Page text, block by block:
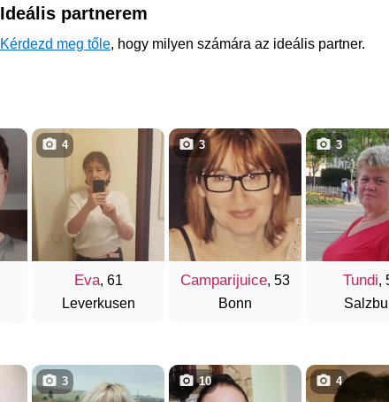
Ideális partnerem
Kérdezd meg tőle, hogy milyen számára az ideális partner.
Eva, 61
Leverkusen
4
Camparijuice, 53
Bonn
3
Tundi,
3
3 10 4